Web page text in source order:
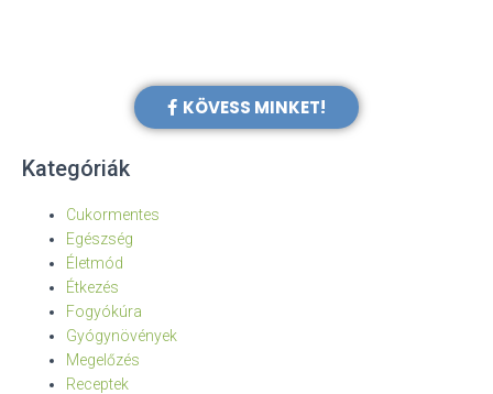
KÖVESS MINKET!
Kategóriák
Cukormentes
Egészség
Életmód
Étkezés
Fogyókúra
Gyógynövények
Megelőzés
Receptek